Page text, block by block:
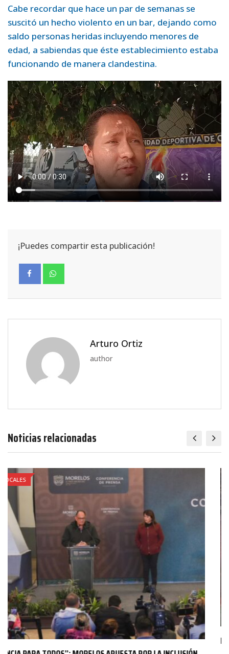
Cabe recordar que hace un par de semanas se
suscitó un hecho violento en un bar, dejando como
saldo personas heridas incluyendo menores de
edad, a sabiendas que éste establecimiento estaba
funcionando de manera clandestina.
¡Puedes compartir esta publicación!
Arturo Ortiz
author
Noticias relacionadas
LOCALES
ERA POLICÍA EL HOMBRE ASESINADO AFUERA DE UN…